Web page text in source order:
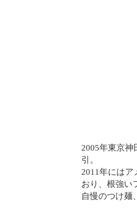
2005年東京
引。
2011年には
おり、根強い
自慢のつけ麺